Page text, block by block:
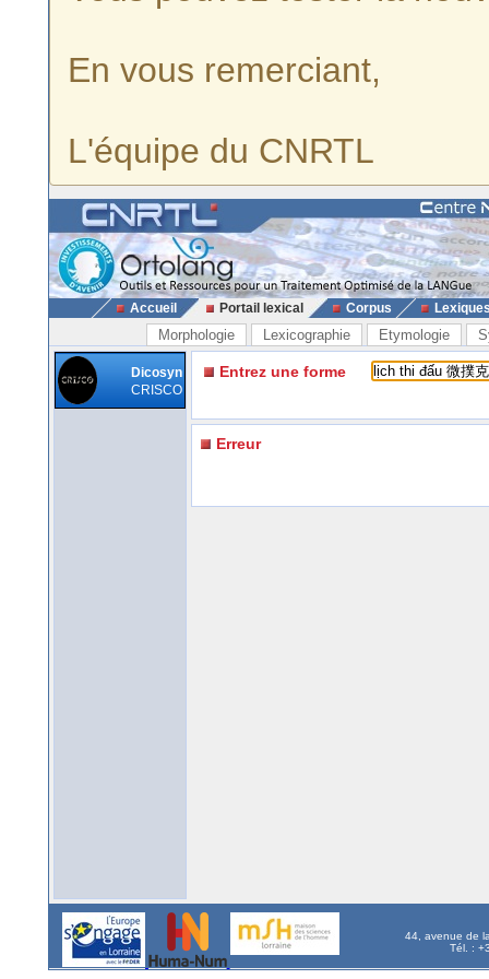
En vous remerciant,
L'équipe du CNRTL
Accueil Portail lexical Corpus
Morphologie Lexicographie Etymologie
Dicosyn
CRISCO
Entrez une forme
Erreur
44, avenue de
Tél. :